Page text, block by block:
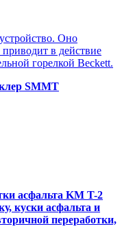
Оно
в действие
горелкой Beckett.
SMMT
асфальта KM T-2
куски асфальта и
переработки,